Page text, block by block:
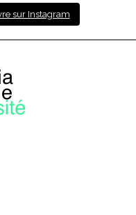
sur Instagram